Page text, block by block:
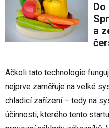
Do lednice nebo ven?
a
Ačkoli tato technologie
nejprve zaměřuje na velké
chladicí zařízení – tedy na
účinnosti, kterého tento